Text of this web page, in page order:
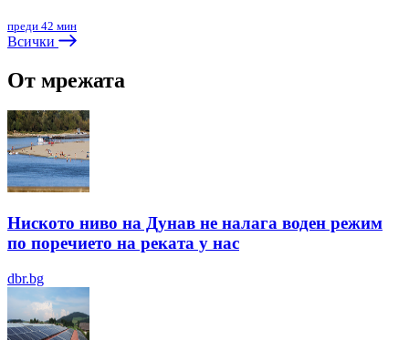
преди 42 мин
Всички
От мрежата
Ниското ниво на Дунав не налага воден режим
по поречието на реката у нас
dbr.bg